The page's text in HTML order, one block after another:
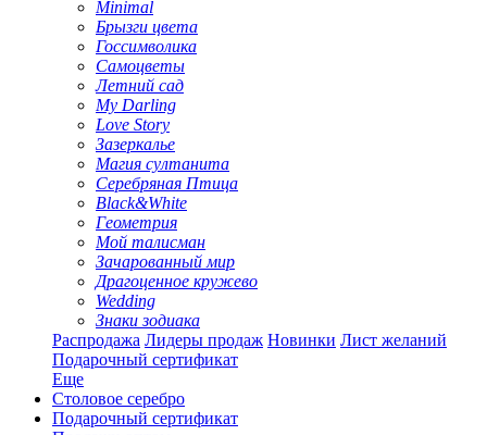
Minimal
Брызги цвета
Госсимволика
Самоцветы
Летний сад
My Darling
Love Story
Зазеркалье
Магия султанита
Серебряная Птица
Black&White
Геометрия
Мой талисман
Зачарованный мир
Драгоценное кружево
Wedding
Знаки зодиака
Распродажа Лидеры продаж Новинки Лист желаний
Подарочный сертификат
Еще
Столовое серебро
Подарочный сертификат